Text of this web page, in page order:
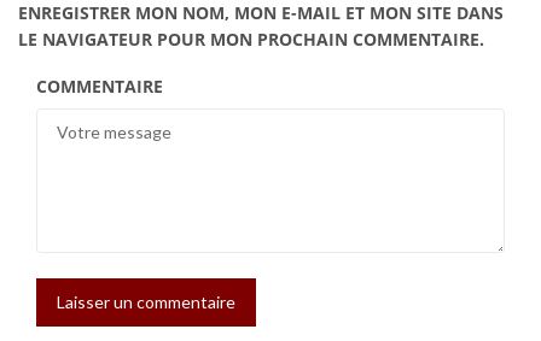
ENREGISTRER MON NOM, MON E-MAIL ET MON SITE DANS
LE NAVIGATEUR POUR MON PROCHAIN COMMENTAIRE.
COMMENTAIRE